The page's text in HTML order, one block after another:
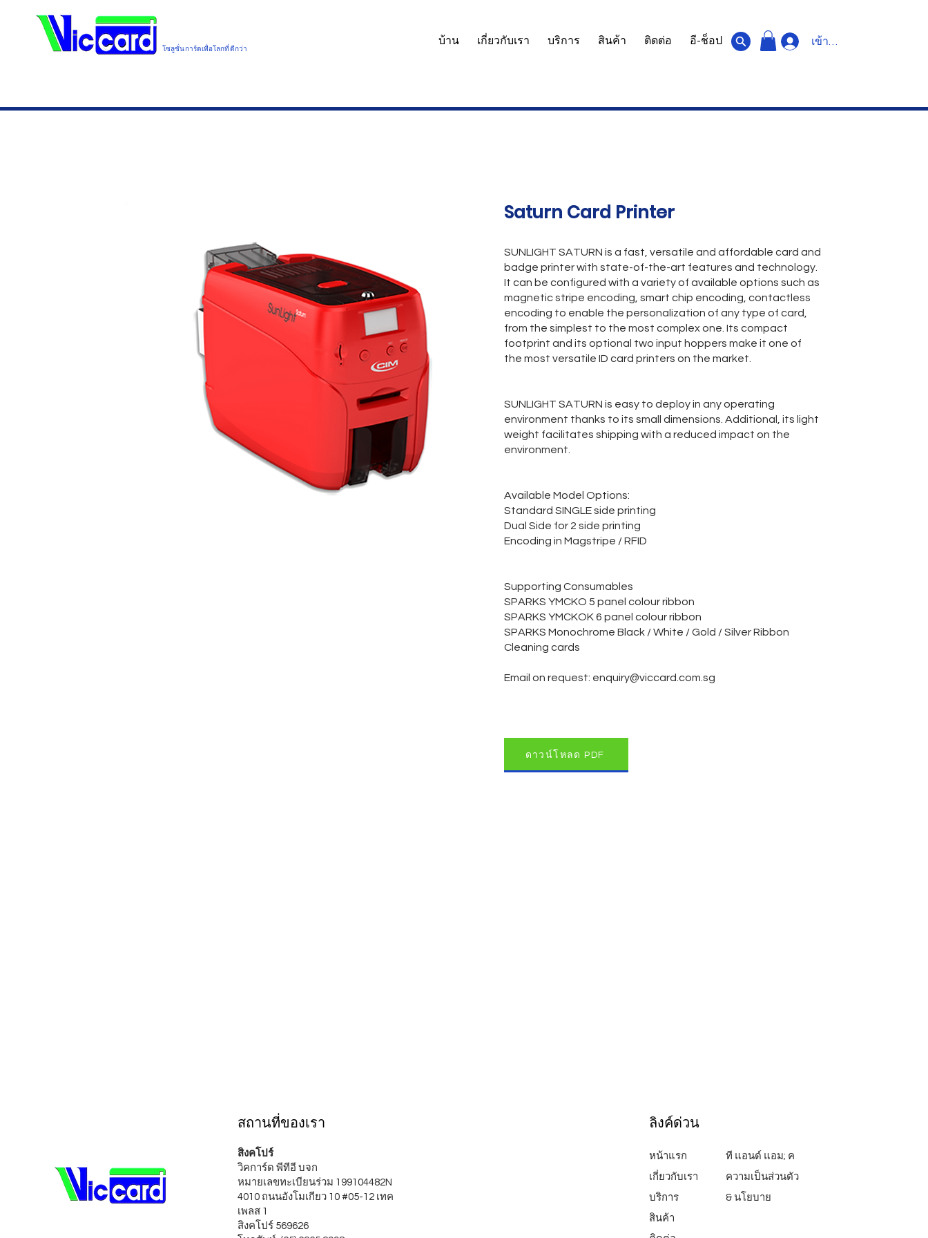
โซลูชั่นการ์ดเพื่อโลกที่ดีกว่า
บ้าน เกี่ยวกับเรา บริการ สินค้า ติดต่อ อี-ช็อป เข้าสู่ระบบ
Saturn Card Printer
SUNLIGHT SATURN is a fast, versatile and affordable card and
badge printer with state-of-the-art features and technology.
It can be configured with a variety of available options such as
magnetic stripe encoding, smart chip encoding, contactless
encoding to enable the personalization of any type of card,
from the simplest to the most complex one. Its compact
footprint and its optional two input hoppers make it one of
the most versatile ID card printers on the market.
SUNLIGHT SATURN is easy to deploy in any operating
environment thanks to its small dimensions. Additional, its light
weight facilitates shipping with a reduced impact on the
environment.
Available Model Options:
Standard SINGLE side printing
Dual Side for 2 side printing
Encoding in Magstripe / RFID
Supporting Consumables
SPARKS YMCKO 5 panel colour ribbon
SPARKS YMCKOK 6 panel colour ribbon
SPARKS Monochrome Black / White / Gold / Silver Ribbon
Cleaning cards
Email on request: enquiry@viccard.com.sg
ดาวน์โหลด PDF
สถานที่ของเรา
สิงคโปร์
วิคการ์ด พีทีอี บจก
หมายเลขทะเบียนร่วม 199104482N
4010 ถนนอังโมเกียว 10 #05-12 เทค
เพลส 1
สิงคโปร์ 569626
ลิงค์ด่วน
หน้าแรก
เกี่ยวกับเรา
บริการ
สินค้า
ที แอนด์ แอม; ค
ความเป็นส่วนตัว
& นโยบาย